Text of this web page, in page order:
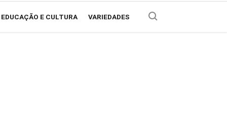
EDUCAÇÃO E CULTURA VARIEDADES